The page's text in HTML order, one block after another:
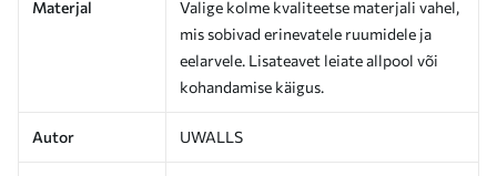
Materjal
Valige kolme kvaliteetse materjali vahel,
mis sobivad erinevatele ruumidele ja
eelarvele. Lisateavet leiate allpool või
kohandamise käigus.
Autor UWALLS